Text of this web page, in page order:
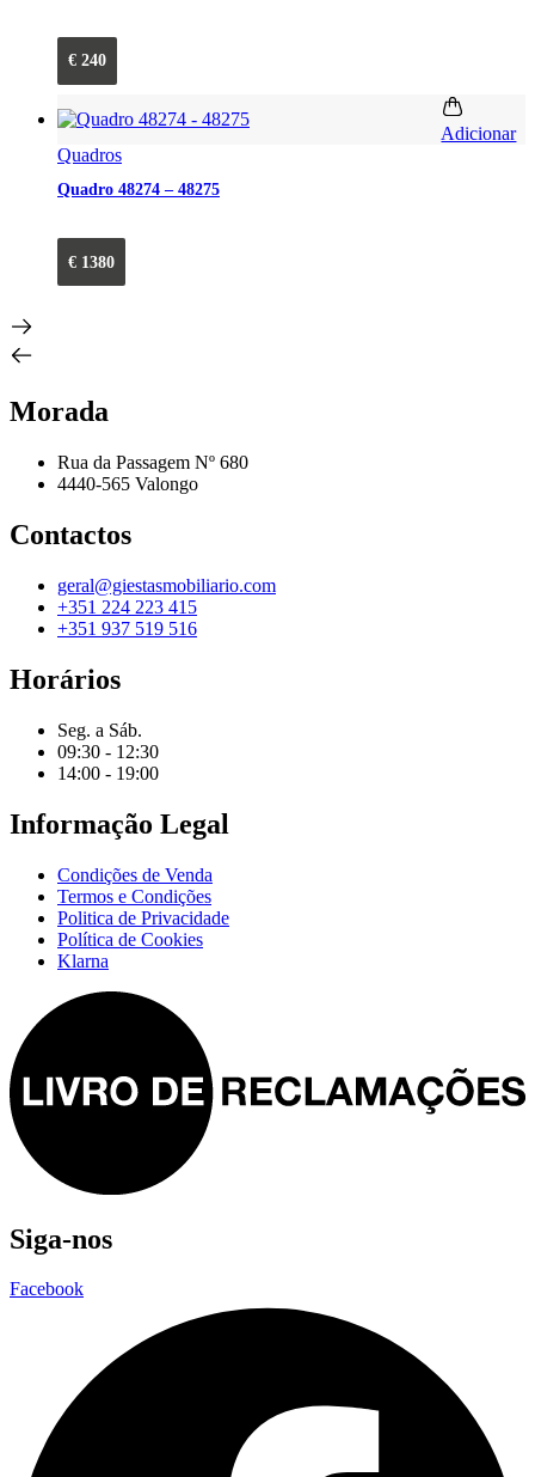
€ 240
Adicionar
Quadros
Quadro 48274 – 48275
€ 1380
Morada
Rua da Passagem Nº 680
4440-565 Valongo
Contactos
geral@giestasmobiliario.com
+351 224 223 415
+351 937 519 516
Horários
Seg. a Sáb.
09:30 - 12:30
14:00 - 19:00
Informação Legal
Condições de Venda
Termos e Condições
Politica de Privacidade
Política de Cookies
Klarna
Siga-nos
Facebook